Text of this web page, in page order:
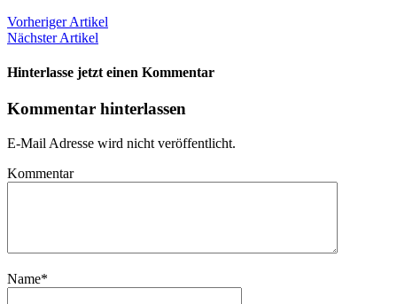
Vorheriger Artikel
Nächster Artikel
Hinterlasse jetzt einen Kommentar
Kommentar hinterlassen
E-Mail Adresse wird nicht veröffentlicht.
Kommentar
Name*